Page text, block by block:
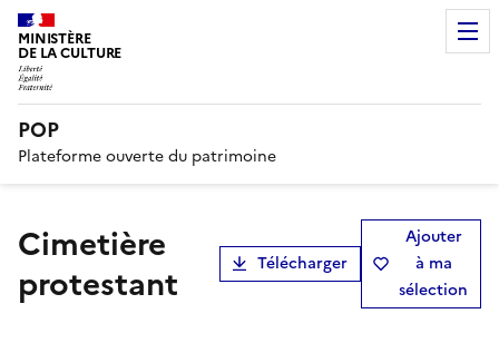
MINISTÈRE
DE LA CULTURE
POP
Plateforme ouverte du patrimoine
cimetière
protestant
Télécharger
Ajouter
à ma
sélection